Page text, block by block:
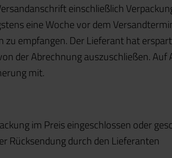
einschließlich
eine Woche vor dem
zu empfangen. Der Lieferant hat
der Abrechnung auszuschließen. Auf
mit.
im Preis eingeschlossen oder
Rücksendung durch den Lieferanten